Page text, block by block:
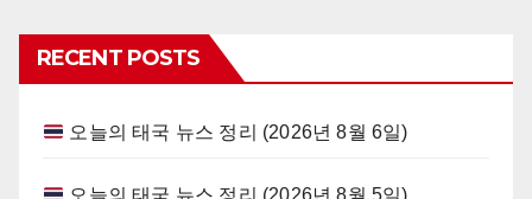
RECENT POSTS
오늘의 태국 뉴스 정리 (2026년 8월 6일)
오늘의 태국 뉴스 정리 (2026년 8월 5일)